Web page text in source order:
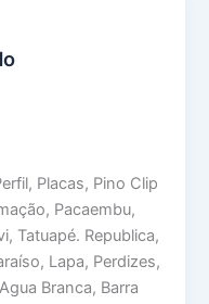
Placas, Pino Clip
Pacaembu,
Tatuapé. Republica,
Lapa, Perdizes,
Branca, Barra